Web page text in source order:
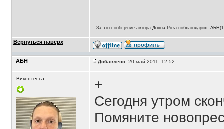
За это сообщение автора Донна Розапоблагодарил: АБН
Вернуться наверх
АБН Добавлено:20 май 2011, 12:52
Виконтесса
+
Сегодня утром
Помяните